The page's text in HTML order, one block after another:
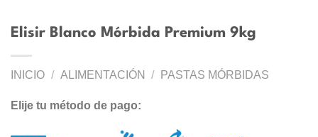
Elisir Blanco Mórbida Premium 9kg
INICIO / ALIMENTACIÓN / PASTAS MÓRBIDAS
Elije tu método de pago: